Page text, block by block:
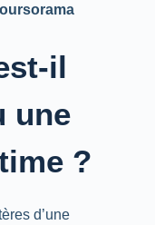
il
une
?
d’une